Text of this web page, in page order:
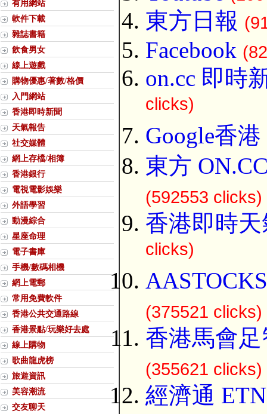
有用網站
軟件下載
雜誌書籍
飲食男女
線上遊戲
購物優惠/著數/格價
入門網站
香港即時新聞
天氣報告
社交媒體
網上存檔/相簿
香港銀行
電視電影娛樂
外語學習
動漫綜合
星座命理
電子書庫
手機/數碼相機
網上電郵
常用免費軟件
香港公共交通路線
香港景點/玩樂好去處
線上購物
歌曲龍虎榜
旅遊資訊
美容潮流
交友聊天
東方日報
Facebook
on.cc 即時
clicks)
Google香港
東方
(592553 clicks)
香港即時
clicks)
(375521 clicks)
香港馬會
(355621 clicks)
經濟通